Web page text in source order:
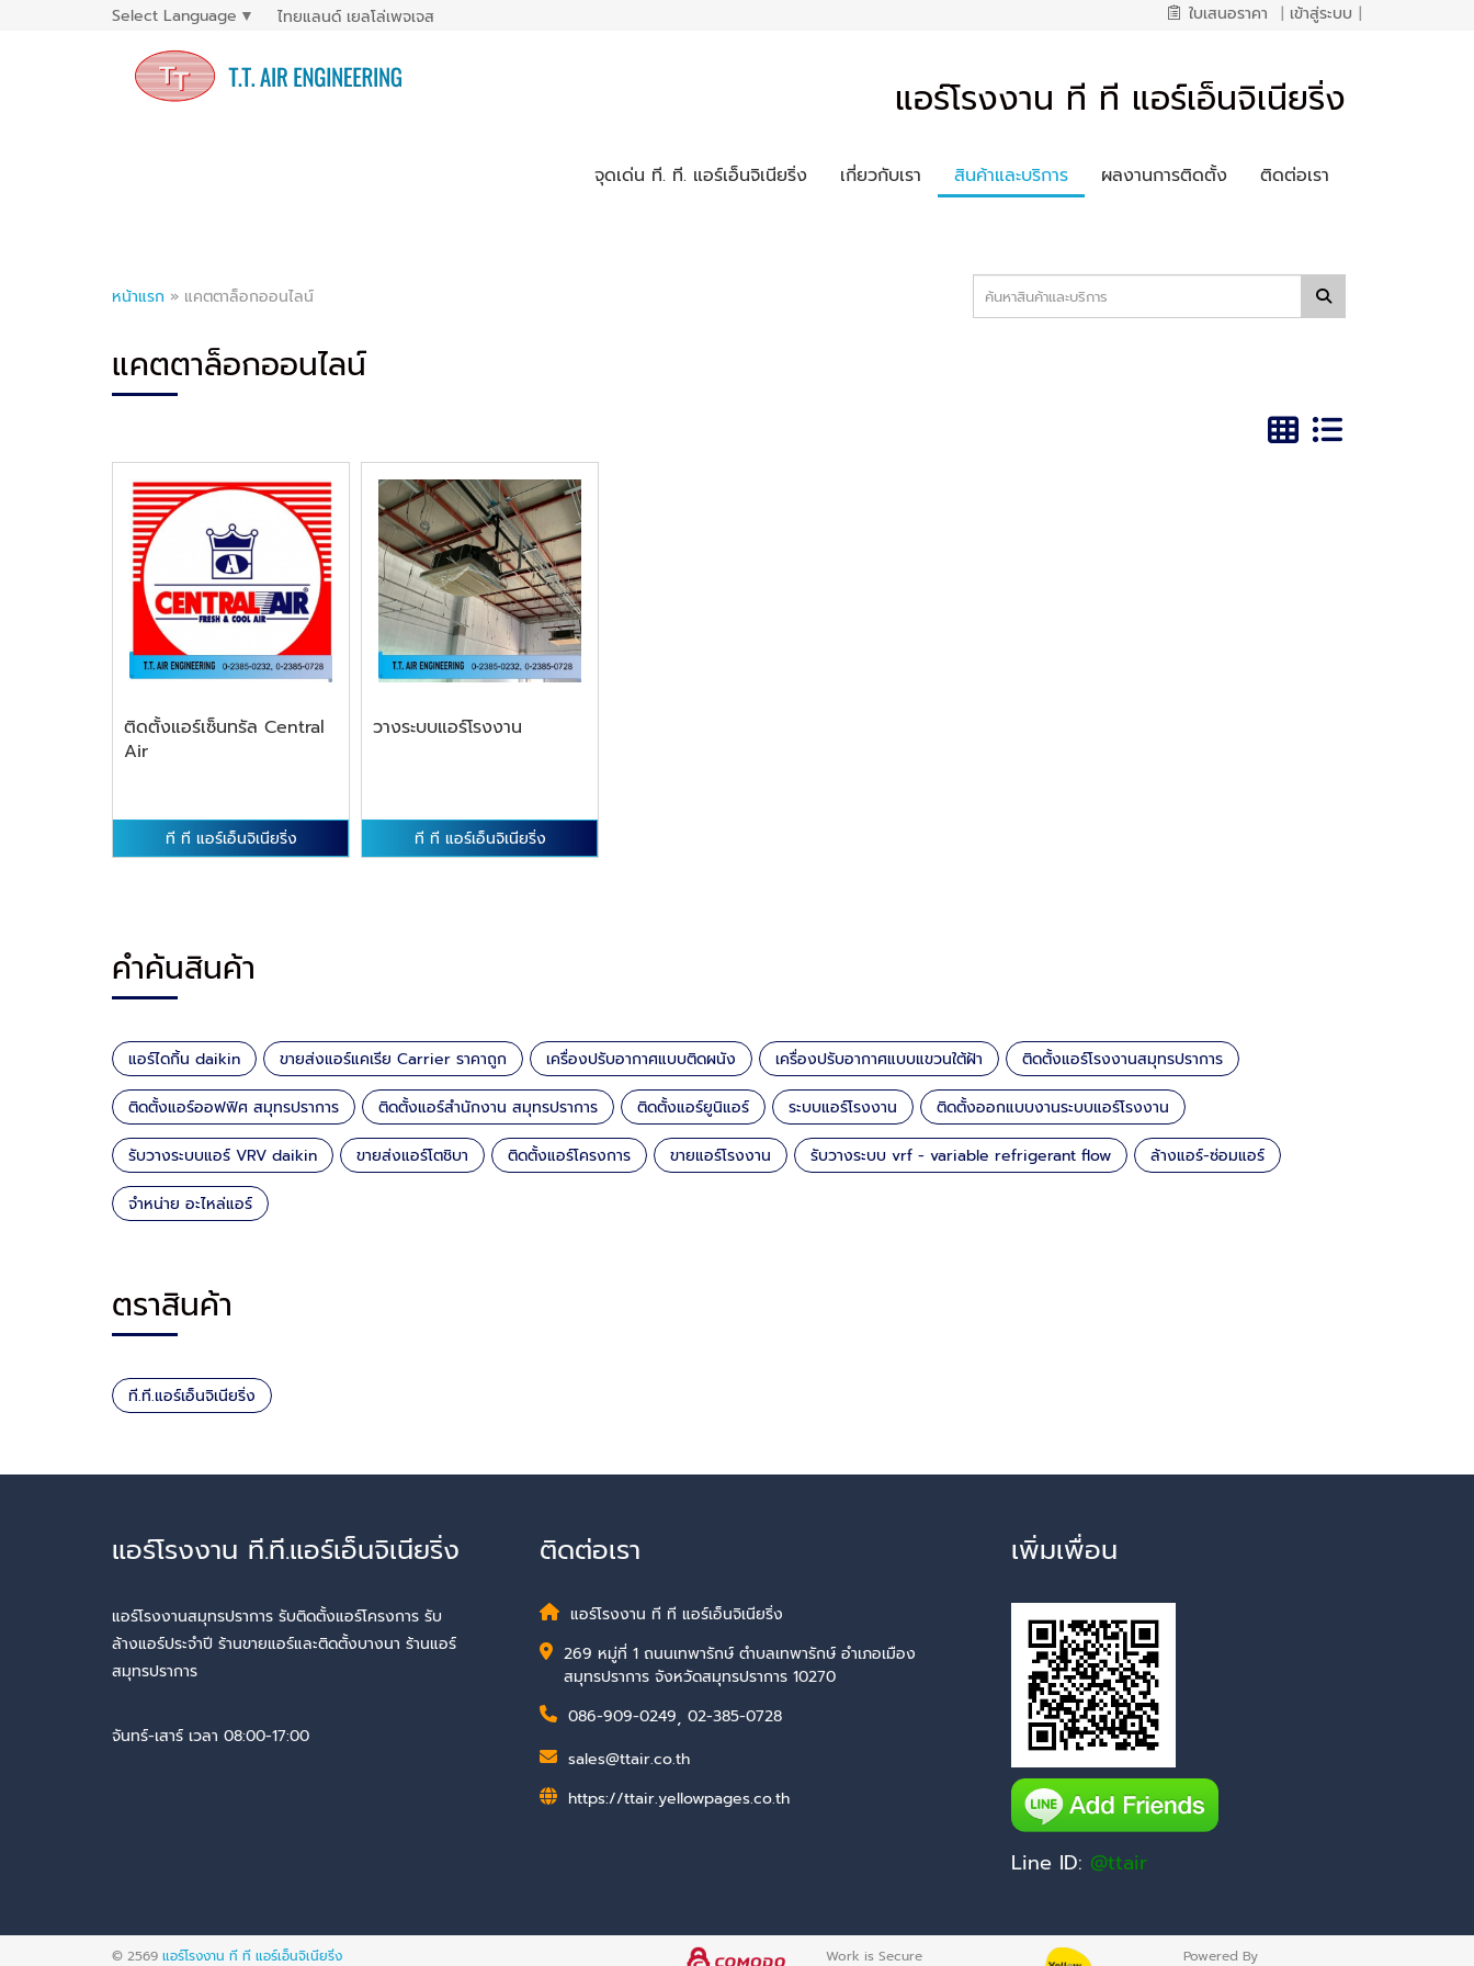
Select Language ▼ ไทยแลนด์ เยลโล่เพจเจส ใบเสนอราคา | เข้าสู่ระบบ |
แอร์โรงงาน ที ที แอร์เอ็นจิเนียริ่ง
จุดเด่น ที. ที. แอร์เอ็นจิเนียริ่ง เกี่ยวกับเรา สินค้าและบริการ ผลงานการติดตั้ง ติดต่อเรา
หน้าแรก » แคตตาล็อกออนไลน์
แคตตาล็อกออนไลน์
ติดตั้งแอร์เซ็นทรัล Central
Air
ที ที แอร์เอ็นจิเนียริ่ง
วางระบบแอร์โรงงาน
ที ที แอร์เอ็นจิเนียริ่ง
คำค้นสินค้า
แอร์ไดกิ้น daikin ขายส่งแอร์แคเรีย Carrier ราคาถูก เครื่องปรับอากาศแบบติดผนัง เครื่องปรับอากาศแบบแขวนใต้ฝ้า ติดตั้งแอร์โรงงานสมุทรปราการ
ติดตั้งแอร์ออฟฟิศ สมุทรปราการ ติดตั้งแอร์สำนักงาน สมุทรปราการ ติดตั้งแอร์ยูนิแอร์ ระบบแอร์โรงงาน ติดตั้งออกแบบงานระบบแอร์โรงงาน
รับวางระบบแอร์ VRV daikin ขายส่งแอร์โตชิบา ติดตั้งแอร์โครงการ ขายแอร์โรงงาน รับวางระบบ vrf - variable refrigerant flow ล้างแอร์-ซ่อมแอร์
จำหน่าย อะไหล่แอร์
ตราสินค้า
ที.ที.แอร์เอ็นจิเนียริ่ง
แอร์โรงงาน ที.ที.แอร์เอ็นจิเนียริ่ง
แอร์โรงงานสมุทรปราการ รับติดตั้งแอร์โครงการ รับ
ล้างแอร์ประจำปี ร้านขายแอร์และติดตั้งบางนา ร้านแอร์
สมุทรปราการ
จันทร์-เสาร์ เวลา 08:00-17:00
ติดต่อเรา
แอร์โรงงาน ที ที แอร์เอ็นจิเนียริ่ง
269 หมู่ที่ 1 ถนนเทพารักษ์ ตำบลเทพารักษ์ อำเภอเมือง
สมุทรปราการ จังหวัดสมุทรปราการ 10270
086-909-0249, 02-385-0728
sales@ttair.co.th
https://ttair.yellowpages.co.th
เพิ่มเพื่อน
Line ID: @ttair
© 2569 แอร์โรงงาน ที ที แอร์เอ็นจิเนียริ่ง Work is Secure Powered By